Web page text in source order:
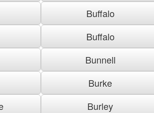
Buffalo
Buffalo
Bunnell
Burke
Burley